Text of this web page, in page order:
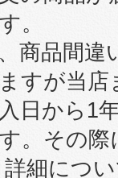
。
商品間違
すが当
日から1
。その
細につ